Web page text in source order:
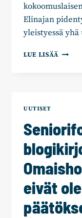
Elinajan
yleistyessä
LUE LISÄÄ
UUTISET
eivät